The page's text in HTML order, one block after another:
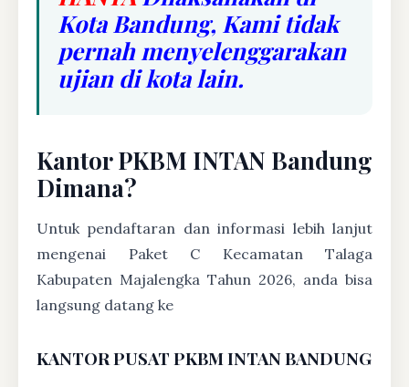
Kota Bandung, Kami tidak
pernah menyelenggarakan
ujian di kota lain.
Kantor PKBM INTAN Bandung
Dimana?
Untuk pendaftaran dan informasi lebih lanjut
mengenai Paket C Kecamatan Talaga
Kabupaten Majalengka Tahun 2026, anda bisa
langsung datang ke
KANTOR PUSAT PKBM INTAN BANDUNG